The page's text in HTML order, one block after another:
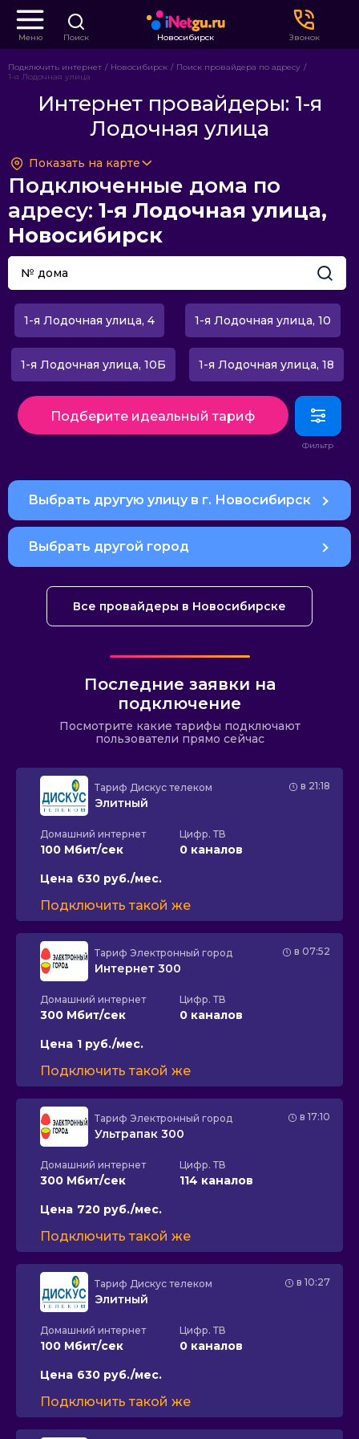
Меню Поиск Новосибирск Звонок
Подключить интернет Новосибирск
Поиск провайдера по адресу
1-я Лодочная улица
Интернет провайдеры: 1-я
Лодочная улица
Показать на карте
Подключенные дома по
адресу: 1-я Лодочная улица,
Новосибирск
1-я Лодочная улица, 4 1-я Лодочная улица, 10
1-я Лодочная улица, 10Б 1-я Лодочная улица, 18
Подберите идеальный тариф
Выбрать другую улицу в г. Новосибирск
Выбрать другой город
Все провайдеры в Новосибирске
Последние заявки на
подключение
Посмотрите какие тарифы подключают
пользователи прямо сейчас
в 21:18
Тариф Дискус телеком
Элитный
Домашний интернет
100 Мбит/сек
Цифр. ТВ
0 каналов
Цена 630 руб./мес.
Подключить такой же
в 07:52
Тариф Электронный город
Интернет 300
Домашний интернет
300 Мбит/сек
Цифр. ТВ
0 каналов
Цена 1 руб./мес.
Подключить такой же
в 17:10
Тариф Электронный город
Ультрапак 300
Домашний интернет
300 Мбит/сек
Цифр. ТВ
114 каналов
Цена 720 руб./мес.
Подключить такой же
в 10:27
Тариф Дискус телеком
Элитный
Домашний интернет
100 Мбит/сек
Цифр. ТВ
0 каналов
Цена 630 руб./мес.
Подключить такой же